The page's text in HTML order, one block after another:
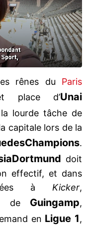
rênes du Paris
place d’Unai
lourde tâche de
capitale lors de la
desChampions.
Dortmund doit
effectif, et dans
à Kicker,
de Guingamp,
en Ligue 1,